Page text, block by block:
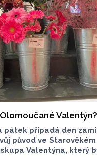
Olomoučané Valentýn?
pátek připadá den
původ ve Starověkém
Valentýna, který